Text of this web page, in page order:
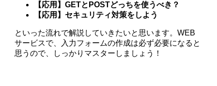
【応用】GETとPOSTどっちを使うべき？
【応用】セキュリティ対策をしよう
といった流れで解説していきたいと思います。WEB
サービスで、入力フォームの作成は必ず必要になると
思うので、しっかりマスターしましょう！